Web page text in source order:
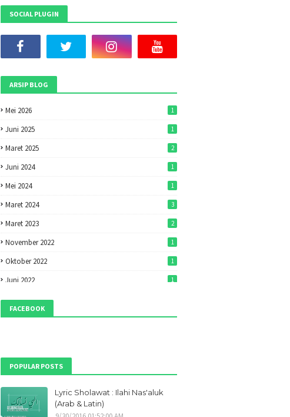
SOCIAL PLUGIN
ARSIP BLOG
Mei 2026 1
Juni 2025 1
Maret 2025 2
Juni 2024 1
Mei 2024 1
Maret 2024 3
Maret 2023 2
November 2022 1
Oktober 2022 1
Juni 2022 1
Mei 2022
April 2022 7
Februari 2022
Desember 2021 1
Oktober 2021
September 2021
FACEBOOK
POPULAR POSTS
Lyric Sholawat : Ilahi Nas'aluk
(Arab & Latin)